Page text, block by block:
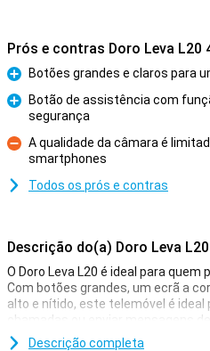
Prós e contras Doro Leva L20
Prós
Botões grandes e claros para
Prós
Botão de assistência com
segurança
Contras
A qualidade da câmara é
smartphones
Todos os prós e contras
Descrição do(a) Doro Leva L20
O Doro Leva L20 é ideal para
Com botões grandes, um ecrã a
alto e nítido, este telemóvel é ideal
chamadas ou enviar mensagens
botão e os contactos favoritos
Descrição completa